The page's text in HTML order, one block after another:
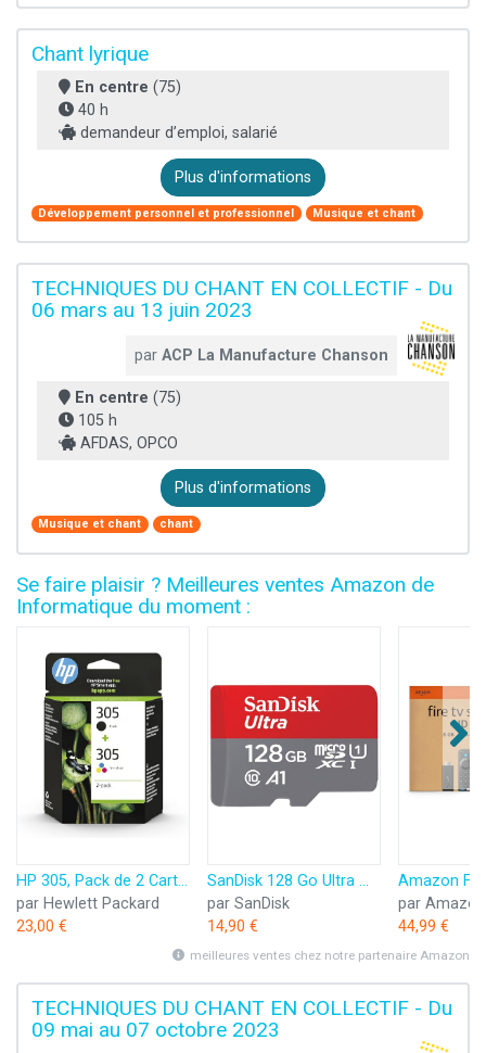
Chant lyrique
En centre (75)
40 h
demandeur d’emploi, salarié
Plus d'informations
Développement personnel et professionnel Musique et chant
TECHNIQUES DU CHANT EN COLLECTIF - Du
06 mars au 13 juin 2023
parACP La Manufacture Chanson
En centre (75)
105 h
AFDAS, OPCO
Plus d'informations
Musique et chant chant
Se faire plaisir ? Meilleures ventes Amazon de
Informatique du moment :
HP 305, Pack de 2 Cartouches d’Encre Originales, 6ZD17AE, Noir, Cyan, Jaune, Magenta
par Hewlett Packard
23,00 €
SanDisk 128 Go Ultra microSDXC, Carte micro sd + adaptateur SD (Pour Smartphone et Tablette, Video Full HDD, jusqu'à 140 Mo/s, UHS-I, La performance A1, Class 10, U1)
par SanDisk
14,90 €
par Amazon
44,99 €
meilleures ventes chez notre partenaire Amazon
TECHNIQUES DU CHANT EN COLLECTIF - Du
09 mai au 07 octobre 2023